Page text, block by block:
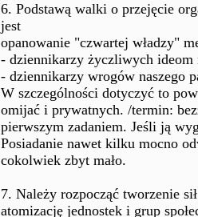
6. Podstawą walki o przejęcie
jest
opanowanie "czwartej władzy"
- dziennikarzy życzliwych ideom
- dziennikarzy wrogów naszego
W szczególności dotyczyć to
omijać i prywatnych. /termin:
pierwszym zadaniem. Jeśli ją
Posiadanie nawet kilku mocno
cokolwiek zbyt mało.
7. Należy rozpocząć tworzenie
atomizację jednostek i grup